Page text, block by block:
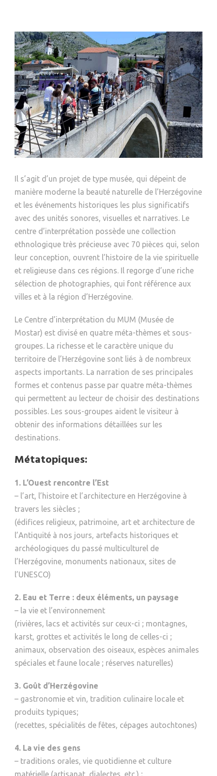
Il s’agit d’un projet de type musée, qui dépeint de
manière moderne la beauté naturelle de l’Herzégovine
et les événements historiques les plus significatifs
avec des unités sonores, visuelles et narratives. Le
centre d’interprétation possède une collection
ethnologique très précieuse avec 70 pièces qui, selon
leur conception, ouvrent l’histoire de la vie spirituelle
et religieuse dans ces régions. Il regorge d’une riche
sélection de photographies, qui font référence aux
villes et à la région d’Herzégovine.
Le Centre d’interprétation du MUM (Musée de
Mostar) est divisé en quatre méta-thèmes et sous-
groupes. La richesse et le caractère unique du
territoire de l’Herzégovine sont liés à de nombreux
aspects importants. La narration de ses principales
formes et contenus passe par quatre méta-thèmes
qui permettent au lecteur de choisir des destinations
possibles. Les sous-groupes aident le visiteur à
obtenir des informations détaillées sur les
destinations.
Métatopiques:
1. L’Ouest rencontre l’Est
– l’art, l’histoire et l’architecture en Herzégovine à
travers les siècles ;
(édifices religieux, patrimoine, art et architecture de
l’Antiquité à nos jours, artefacts historiques et
archéologiques du passé multiculturel de
l’Herzégovine, monuments nationaux, sites de
l’UNESCO)
2. Eau et Terre : deux éléments, un paysage
– la vie et l’environnement
(rivières, lacs et activités sur ceux-ci ; montagnes,
karst, grottes et activités le long de celles-ci ;
animaux, observation des oiseaux, espèces animales
spéciales et faune locale ; réserves naturelles)
3. Goût d’Herzégovine
– gastronomie et vin, tradition culinaire locale et
produits typiques;
(recettes, spécialités de fêtes, cépages autochtones)
4. La vie des gens
– traditions orales, vie quotidienne et culture
matérielle (artisanat, dialectes, etc.) ;